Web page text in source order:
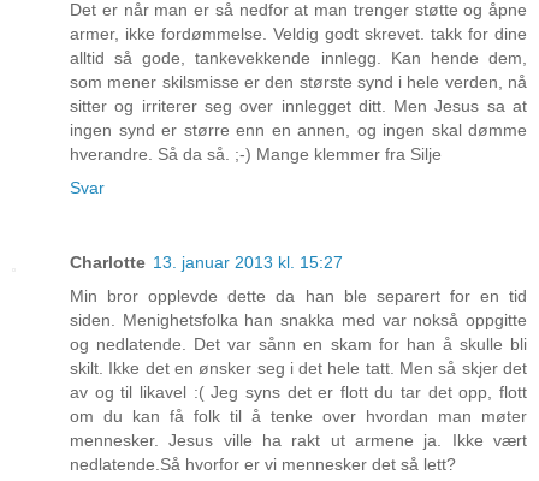
Det er når man er så nedfor at man trenger støtte og åpne
armer, ikke fordømmelse. Veldig godt skrevet. takk for dine
alltid så gode, tankevekkende innlegg. Kan hende dem,
som mener skilsmisse er den største synd i hele verden, nå
sitter og irriterer seg over innlegget ditt. Men Jesus sa at
ingen synd er større enn en annen, og ingen skal dømme
hverandre. Så da så. ;-) Mange klemmer fra Silje
Svar
Charlotte 13. januar 2013 kl. 15:27
Min bror opplevde dette da han ble separert for en tid
siden. Menighetsfolka han snakka med var nokså oppgitte
og nedlatende. Det var sånn en skam for han å skulle bli
skilt. Ikke det en ønsker seg i det hele tatt. Men så skjer det
av og til likavel :( Jeg syns det er flott du tar det opp, flott
om du kan få folk til å tenke over hvordan man møter
mennesker. Jesus ville ha rakt ut armene ja. Ikke vært
nedlatende.Så hvorfor er vi mennesker det så lett?